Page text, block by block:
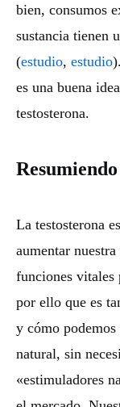
bien, consumos
sustancia tienen
(estudio, estudio
es una buena
testosterona.
Resumiendo
La testosterona
aumentar
funciones vitales
por ello que es
y cómo
natural, sin
«estimuladores